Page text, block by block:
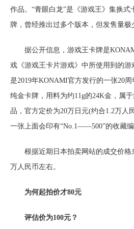
作品。“青眼白龙”是《游戏王》集换
牌，曾经推出过多个版本，但发售量极
据公开信息，游戏王卡牌是
戏《游戏王卡片游戏》中所使用到的
是2019年KONAMI官方发行的一张20
纯金卡牌，用料为约11g的24K金，属
品，官方定价为20万日元(约合1.2万人
一张上面会印有“No.1——500”的收藏编
根据近期日本拍卖网站的成交价格
万人民币左右。
为何起拍价才80元
评估价为100元？